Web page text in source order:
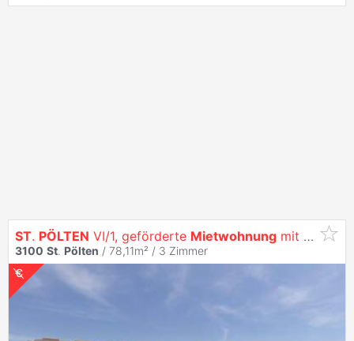
ST. PÖLTEN VI/1, geförderte Mietwohnung mit Kaufoption, DG TOP 39, 1000/00007890/00001139
3100 St. Pölten / 78,11m² / 3 Zimmer